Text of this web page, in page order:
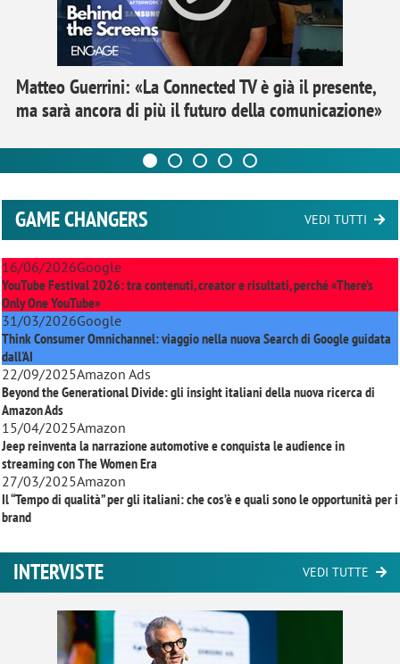
Matteo Guerrini: «La Connected TV è già il presente,
ma sarà ancora di più il futuro della comunicazione»
GAME CHANGERS VEDI TUTTI
16/06/2026Google
YouTube Festival 2026: tra contenuti, creator e risultati, perché «There’s
Only One YouTube»
31/03/2026Google
Think Consumer Omnichannel: viaggio nella nuova Search di Google guidata
dall'AI
22/09/2025Amazon Ads
Beyond the Generational Divide: gli insight italiani della nuova ricerca di
Amazon Ads
15/04/2025Amazon
Jeep reinventa la narrazione automotive e conquista le audience in
streaming conThe Women Era
27/03/2025Amazon
Il “Tempo di qualità” per gli italiani: che cos’è e quali sono le opportunità per i
brand
INTERVISTE VEDI TUTTE